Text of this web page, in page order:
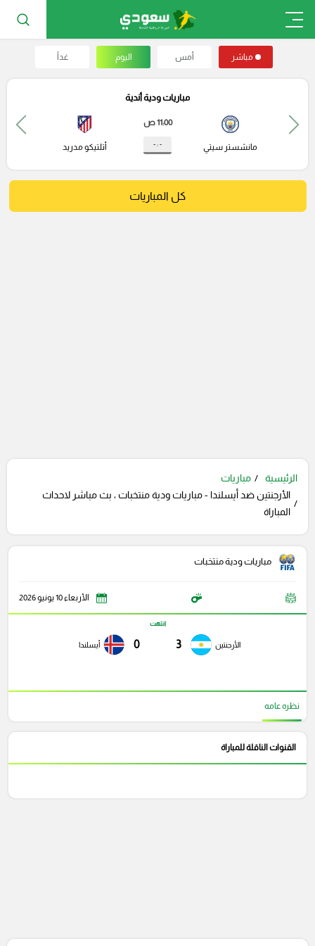
مباشر أمس اليوم غداً
مباريات ودية أندية
مانشستر سيتي
11:00 ص
- : - أتلتيكو مدريد
كل المباريات
الرئيسية
مباريات
الأرجنتين ضد أيسلندا - مباريات ودية منتخبات ، بث مباشر لاحداث
المباراة
مباريات ودية منتخبات
الأربعاء 10 يونيو 2026
الأرجنتين 3
انتهت
0 أيسلندا
نظره عامه
القنوات الناقلة للمباراة